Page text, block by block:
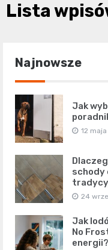
Lista
Najnowsze
Jak
12
schody
24
Jak
No
energii?